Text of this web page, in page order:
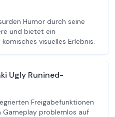
Humor durch seine
und bietet ein
visuelles Erlebnis.
Ugly Runined-
Freigabefunktionen
Gameplay problemlos auf